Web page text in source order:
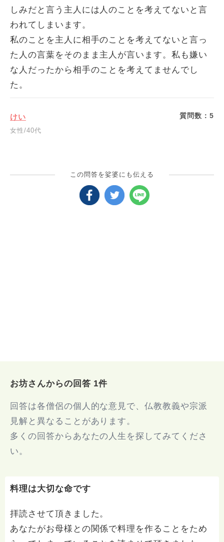
しみだと言う主人には人のことを考えてないと言
われてしまいます。
私のことを主人に相手のことを考えてないと言っ
た人の言葉をそのまま主人が言います。私も嫌い
な人だったから相手のことを考えてませんでし
た。
けい
女性/40代
質問数：5
この問答を娑婆にも伝える
お坊さんからの回答 1件
回答は各僧侶の個人的な意見で、仏教教義や宗派
見解と異なることがあります。
多くの回答からあなたの人生を探してみてくださ
い。
料理は大切な命です
拝読させて頂きました。
あなたがお母様との関係で料理を作ることをため